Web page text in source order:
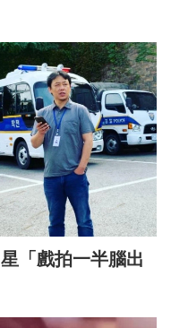
「戲拍一半腦出